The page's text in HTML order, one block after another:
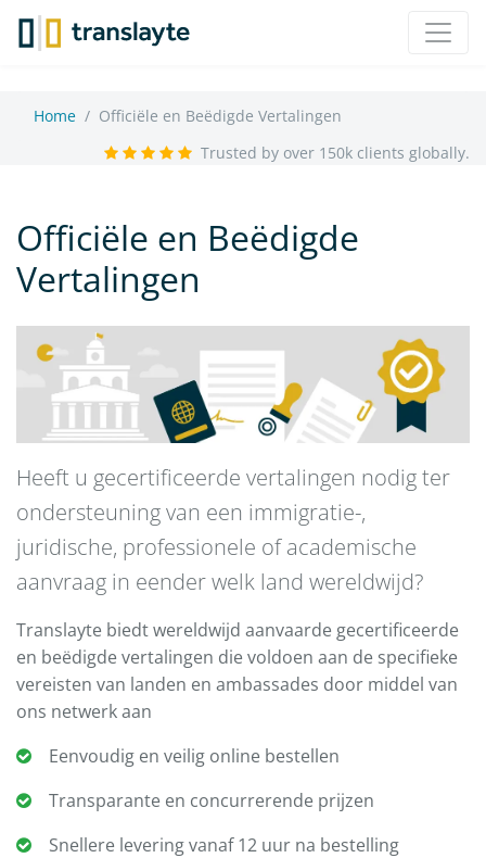
Home
Officiële en Beëdigde Vertalingen
Trusted by over 150k clients globally.
Officiële en Beëdigde
Vertalingen
Heeft u gecertificeerde vertalingen nodig ter
ondersteuning van een immigratie-,
juridische, professionele of academische
aanvraag in eender welk land wereldwijd?
Translayte biedt wereldwijd aanvaarde gecertificeerde
en beëdigde vertalingen die voldoen aan de specifieke
vereisten van landen en ambassades door middel van
ons netwerk aan
Eenvoudig en veilig online bestellen
Transparante en concurrerende prijzen
Snellere levering vanaf 12 uur na bestelling